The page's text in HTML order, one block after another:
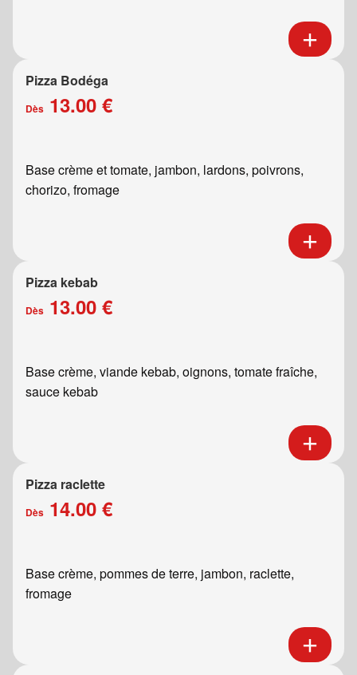
Pizza Bodéga
Dès 13.00 €
Base crème et tomate, jambon, lardons, poivrons,
chorizo, fromage
Pizza kebab
Dès 13.00 €
Base crème, viande kebab, oignons, tomate fraîche,
sauce kebab
Pizza raclette
Dès 14.00 €
Base crème, pommes de terre, jambon, raclette,
fromage